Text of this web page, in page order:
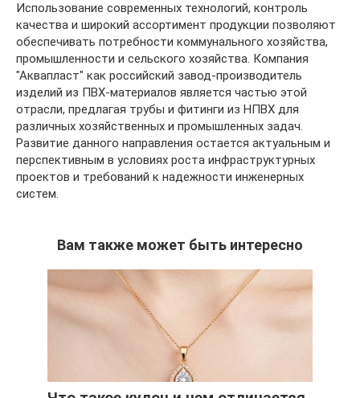
Использование современных технологий, контроль
качества и широкий ассортимент продукции позволяют
обеспечивать потребности коммунального хозяйства,
промышленности и сельского хозяйства. Компания
"Аквапласт" как российский завод-производитель
изделий из ПВХ-материалов является частью этой
отрасли, предлагая трубы и фитинги из НПВХ для
различных хозяйственных и промышленных задач.
Развитие данного направления остается актуальным и
перспективным в условиях роста инфраструктурных
проектов и требований к надежности инженерных
систем.
Вам также может быть интересно